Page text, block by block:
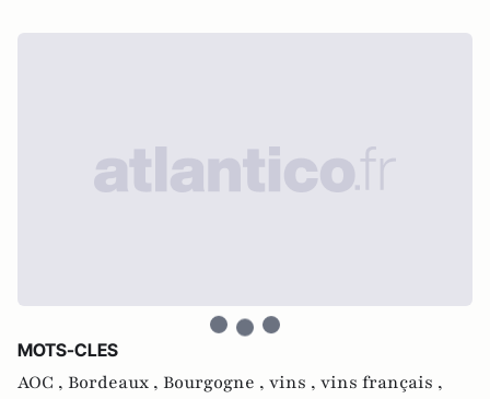
MOTS-CLES
AOC , Bordeaux , Bourgogne , vins , vins français ,